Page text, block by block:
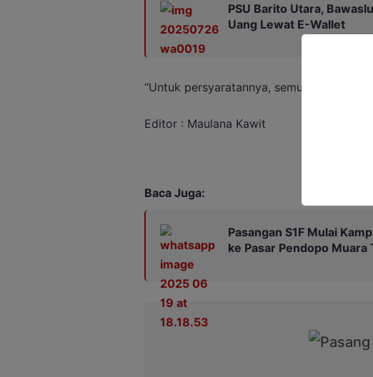
PSU Barito Utara,
Uang Lewat E-Wallet
“Untuk persyaratannya, semua telah di
Editor : Maulana Kawit
Baca Juga:
Pasangan S1F Mulai
ke Pasar Pendopo Muara